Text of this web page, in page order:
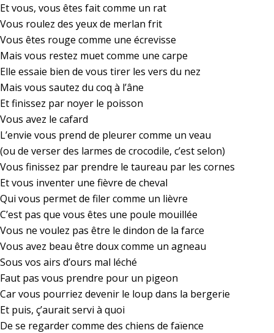
Et vous, vous êtes fait comme un rat
Vous roulez des yeux de merlan frit
Vous êtes rouge comme une écrevisse
Mais vous restez muet comme une carpe
Elle essaie bien de vous tirer les vers du nez
Mais vous sautez du coq à l’âne
Et finissez par noyer le poisson
Vous avez le cafard
L’envie vous prend de pleurer comme un veau
(ou de verser des larmes de crocodile, c’est selon)
Vous finissez par prendre le taureau par les cornes
Et vous inventer une fièvre de cheval
Qui vous permet de filer comme un lièvre
C’est pas que vous êtes une poule mouillée
Vous ne voulez pas être le dindon de la farce
Vous avez beau être doux comme un agneau
Sous vos airs d’ours mal léché
Faut pas vous prendre pour un pigeon
Car vous pourriez devenir le loup dans la bergerie
Et puis, ç’aurait servi à quoi
De se regarder comme des chiens de faïence